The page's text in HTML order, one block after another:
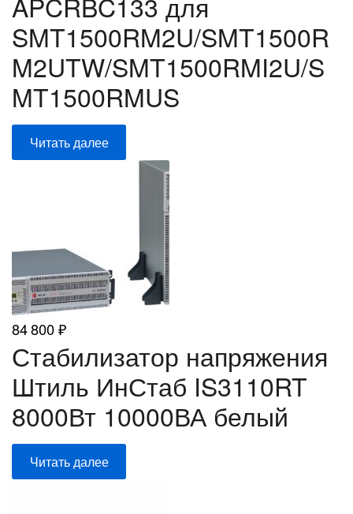
SMT1500RM2U/SMT1500R
M2UTW/SMT1500RMI2U/S
MT1500RMUS
Читать далее
84 800₽
Стабилизатор напряжения
Штиль ИнСтаб IS3110RT
8000Вт 10000ВА белый
Читать далее